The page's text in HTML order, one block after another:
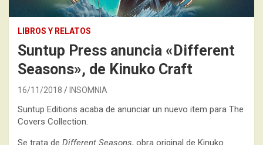
LIBROS Y RELATOS
Suntup Press anuncia «Different
Seasons», de Kinuko Craft
16/11/2018 INSOMNIA
Suntup Editions acaba de anunciar un nuevo item para The
Covers Collection.
Se trata de Different Seasons, obra original de Kinuko